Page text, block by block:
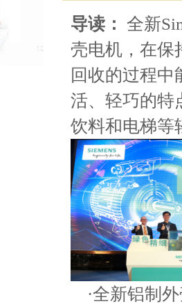
导读：
全新
壳电机，在保
回收的过程
活、轻巧的特
饮料和电梯等
·全新铝制